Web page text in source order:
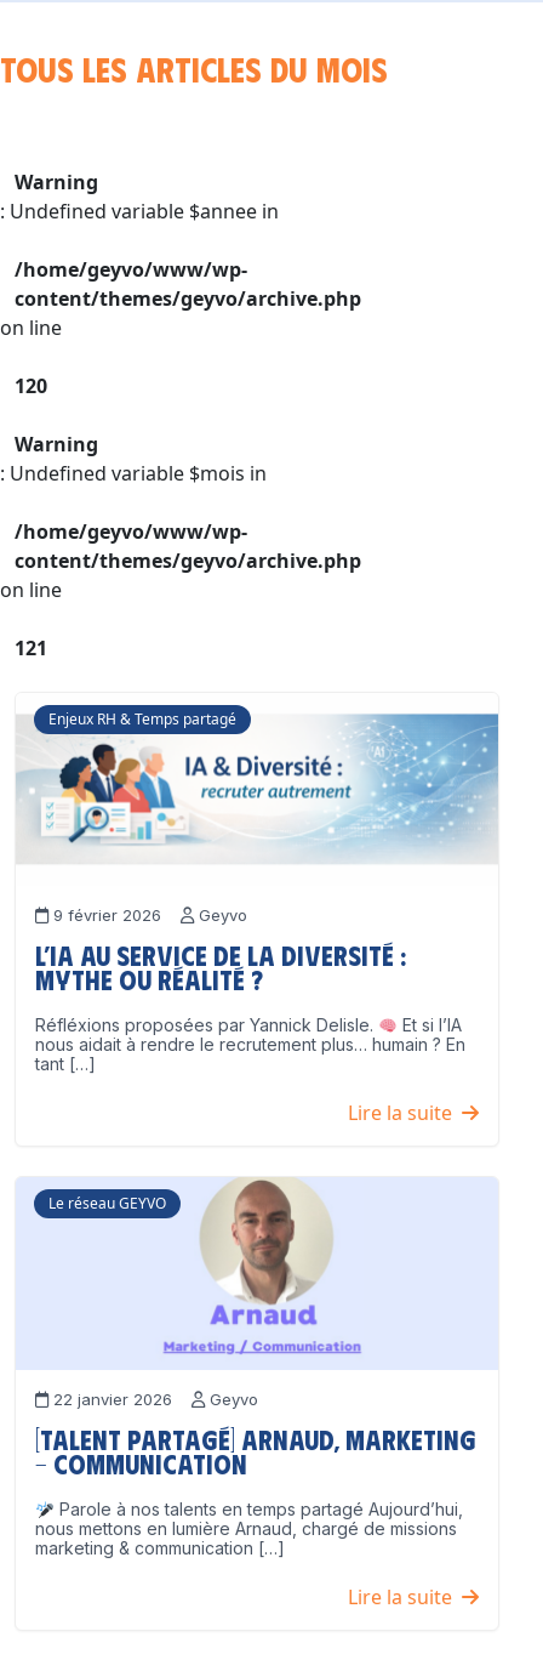
Tous les articles du mois
Warning
: Undefined variable $annee in
/home/geyvo/www/wp-
content/themes/geyvo/archive.php
on line
120
Warning
: Undefined variable $mois in
/home/geyvo/www/wp-
content/themes/geyvo/archive.php
on line
121
Enjeux RH & Temps partagé
9 février 2026 Geyvo
L’IA au service de la diversité :
mythe ou réalité ?
Réfléxions proposées par Yannick Delisle.
Et si l’IA
nous aidait à rendre le recrutement plus… humain ? En
tant […]
Lire la suite
Le réseau GEYVO
22 janvier 2026 Geyvo
[Talent partagé] Arnaud, Marketing
– Communication
Parole à nos talents en temps partagé Aujourd’hui,
nous mettons en lumière Arnaud, chargé de missions
marketing & communication […]
Lire la suite